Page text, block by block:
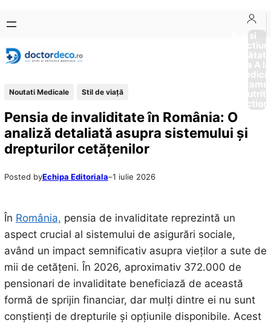
conținut
content
Boli si
Afectiuni
Sănătate
de la A
Noutati Medicale Stil de viaţă
Pensia de invaliditate în România: O
analiză detaliată asupra sistemului și
drepturilor cetățenilor
Posted byEchipa Editoriala–1 iulie 2026
În România, pensia de invaliditate reprezintă un
aspect crucial al sistemului de asigurări sociale,
având un impact semnificativ asupra vieților a sute de
mii de cetățeni. În 2026, aproximativ 372.000 de
pensionari de invaliditate beneficiază de această
formă de sprijin financiar, dar mulți dintre ei nu sunt
conștienți de drepturile și opțiunile disponibile. Acest